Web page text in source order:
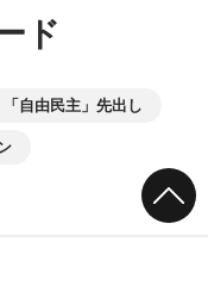
ド
「自由民主」先出し